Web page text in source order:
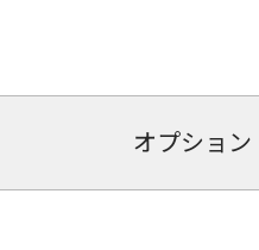
オプション